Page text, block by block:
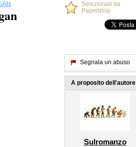
Selezionati da
Paperblog
Segnala un abuso
A proposito dell'autore
Sulromanzo